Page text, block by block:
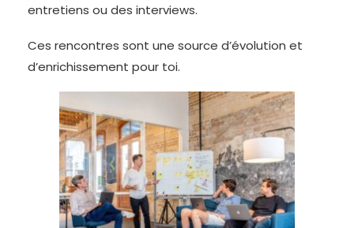
entretiens ou des interviews.
Ces rencontres sont une source d’évolution et
d’enrichissement pour toi.